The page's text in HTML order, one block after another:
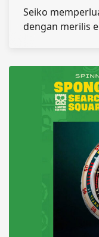
Seiko
dengan merilis